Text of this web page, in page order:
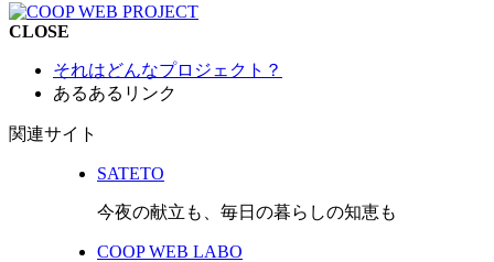
CLOSE
それはどんなプロジェクト？
あるあるリンク
関連サイト
SATETO
今夜の献立も、毎日の暮らしの知恵も
COOP WEB LABO